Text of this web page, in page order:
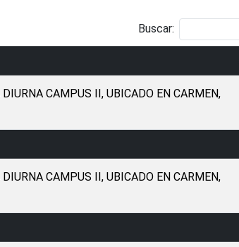
Buscar:
CAMPUS II, UBICADO EN CARMEN,
CAMPUS II, UBICADO EN CARMEN,